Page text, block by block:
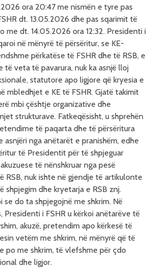
ora 20:47 me nismën e tyre pas
dt. 13.05.2026 dhe pas sqarimit të
me dt. 14.05.2026 ora 12:32. Presidenti i
në mënyrë të përsëritur, se KE-
përkatëse të FSHR dhe të RSB, e
të veta të pavarura, nuk ka asnjë lloj
statutore apo ligjore që kryesia e
mbledhjet e KE të FSHR. Gjatë takimit
mbi çështje organizative dhe
strukturave. Fatkeqësisht, u shprehën
të paqarta dhe të përsëritura
asnjëri nga anëtarët e pranishëm, edhe
të Presidentit për të shpjeguar
të nënshkruar nga pesë
RSB, nuk ishte në gjendje të artikulonte
shpjegim dhe kryetarja e RSB znj.
do ta shpjegojnë me shkrim. Në
i FSHR u kërkoi anëtarëve të
akuzë, pretendim apo kërkesë të
vetëm me shkrim, në mënyrë që të
po me shkrim, të vlefshme për çdo
dhe ligjor.